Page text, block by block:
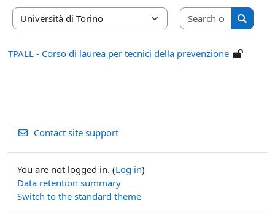
Course categories
Search
Search
TPALL - Corso di laurea per tecnici della prevenzione
Contact site support
You are not logged in. (Log in)
Data retention summary
Switch to the standard theme